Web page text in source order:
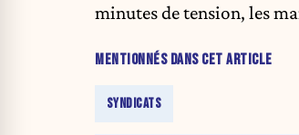
minutes de tension, les
MENTIONNÉS DANS CET ARTICLE
SYNDICATS